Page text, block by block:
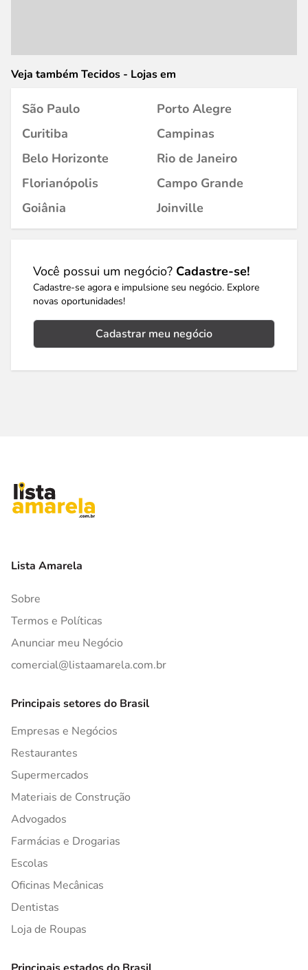
Veja também Tecidos - Lojas em
São Paulo
Porto Alegre
Curitiba
Campinas
Belo Horizonte
Rio de Janeiro
Florianópolis
Campo Grande
Goiânia
Joinville
Você possui um negócio? Cadastre-se!
Cadastre-se agora e impulsione seu negócio. Explore
novas oportunidades!
Cadastrar meu negócio
Lista Amarela
Sobre
Termos e Políticas
Anunciar meu Negócio
comercial@listaamarela.com.br
Principais setores do Brasil
Empresas e Negócios
Restaurantes
Supermercados
Materiais de Construção
Advogados
Farmácias e Drogarias
Escolas
Oficinas Mecânicas
Dentistas
Loja de Roupas